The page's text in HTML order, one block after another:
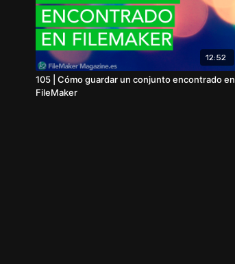
12:52
105 | Cómo guardar un conjunto encontrado en
FileMaker